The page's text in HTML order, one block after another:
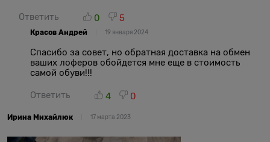
Ответить 0 5
Красов Андрей 19 января 2024
Спасибо за совет, но обратная доставка на обмен
ваших лоферов обойдется мне еще в стоимость
самой обуви!!!
Ответить 4 0
Ирина Михайлюк 17 марта 2023